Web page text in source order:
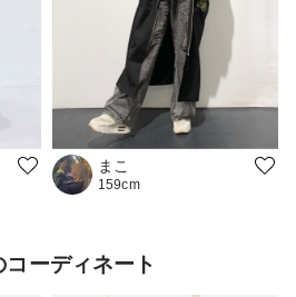
まこ
159cm
ーディネート